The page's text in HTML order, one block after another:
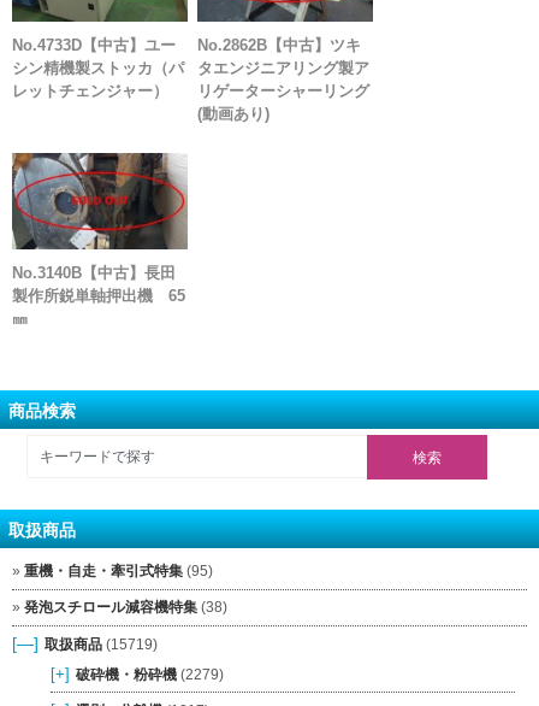
No.4733D【中古】ユー
シン精機製ストッカ（パ
レットチェンジャー）
No.2862B【中古】ツキ
タエンジニアリング製ア
リゲーターシャーリング
(動画あり)
No.3140B【中古】長田
製作所鋭単軸押出機 65
㎜
商品検索
取扱商品
重機・自走・牽引式特集 (95)
発泡スチロール減容機特集 (38)
[—] 取扱商品 (15719)
[+] 破砕機・粉砕機 (2279)